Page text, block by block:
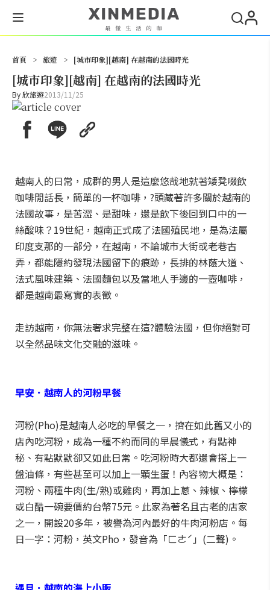
首頁 > 旅遊 > [城市印象][越南] 在越南的法國時光
[城市印象][越南] 在越南的法國時光
By欣旅遊2013/11/25
越南人的日常，成群的男人是這麼悠哉地就著矮凳啜飲
咖啡閒話長，簡單的一杯咖啡，?頭藏著許多關於越南的
法國故事，是苦澀、是甜味，還是飲下後回到口中的一
絲酸味？19世紀，越南正式成了法國殖民地，是為法屬
印度支那的一部分，在越南，不論城市大街或老巷古
弄，都能隱約發現法國留下的痕跡，長排的林蔭大道、
法式風味建築、法國麵包以及當地人手邊的一壺咖啡，
都是越南最寫實的表徵。
走訪越南，你無法奢求完整在這?體驗法國，但你絕對可
以全然品味文化交融的滋味。
早安．越南人的河粉早餐
河粉(Pho)是越南人必吃的早餐之一，擠在如此舊又小的
店內吃河粉，成為一種不約而同的早晨儀式，有點神
秘、有點默默卻又如此日常。吃河粉時大都還會搭上一
盤油條，有些甚至可以加上一顆生蛋！內容物大概是：
河粉、兩種牛肉(生/熟)或雞肉，再加上蔥、辣椒、檸檬
或白醋一碗要價約台幣75元。此家為著名且古老的店家
之一，開設20多年，被譽為河內最好的牛肉河粉店。每
日一字：河粉，英文Pho，發音為「ㄈㄜˊ」(二聲)。